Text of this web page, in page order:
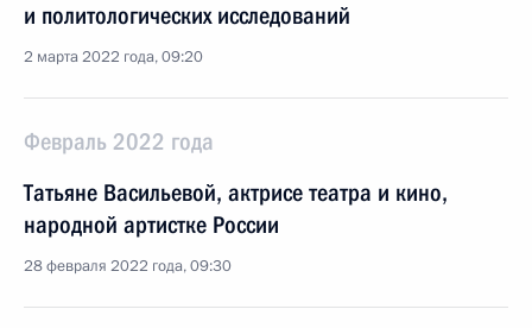
и политологических исследований
2 марта 2022 года, 09:20
Февраль 2022 года
Татьяне Васильевой, актрисе театра и кино,
народной артистке России
28 февраля 2022 года, 09:30